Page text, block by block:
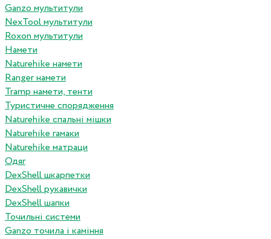
Ganzo мультитули
NexTool мультитули
Roxon мультитули
Намети
Naturehike намети
Ranger намети
Tramp намети, тенти
Туристичне спорядження
Naturehike спальні мішки
Naturehike гамаки
Naturehike матраци
Одяг
DexShell шкарпетки
DexShell рукавички
DexShell шапки
Точильні системи
Ganzo точила і каміння